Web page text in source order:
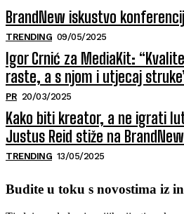
BrandNew iskustvo
TRENDING 09/05/2025
Igor Crnić za MediaKit:
raste, a s njom i utjecaj
PR 20/03/2025
Kako biti kreator, a ne igrati
Justus Reid stiže na
TRENDING 13/05/2025
Budite u toku s novostima iz